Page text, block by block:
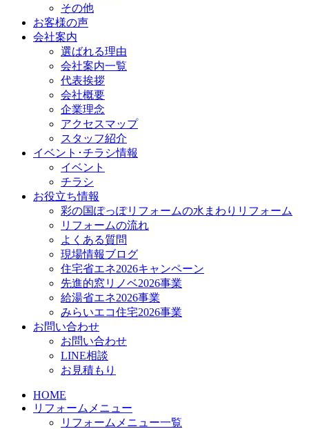
その他
お客様の声
会社案内
選ばれる理由
会社案内一覧
代表挨拶
会社概要
企業理念
アクセスマップ
スタッフ紹介
イベント･チラシ情報
イベント
チラシ
お役立ち情報
彩の国ぽっぽリフォームの水まわりリフォーム
リフォームの流れ
よくある質問
現場情報ブログ
住宅省エネ2026キャンペーン
先進的窓リノベ2026事業
給湯省エネ2026事業
みらいエコ住宅2026事業
お問い合わせ
お問い合わせ
LINE相談
お見積もり
HOME
リフォームメニュー
リフォームメニュー一覧